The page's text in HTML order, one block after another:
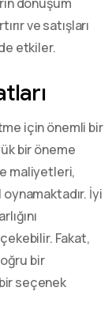
ve satışları
etkiler.
için önemli bir
bir öneme
maliyetleri,
İyi
Fakat,
bir
seçenek